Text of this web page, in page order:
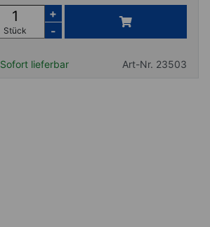
Stück
+
-
Sofort lieferbar Art-Nr. 23503